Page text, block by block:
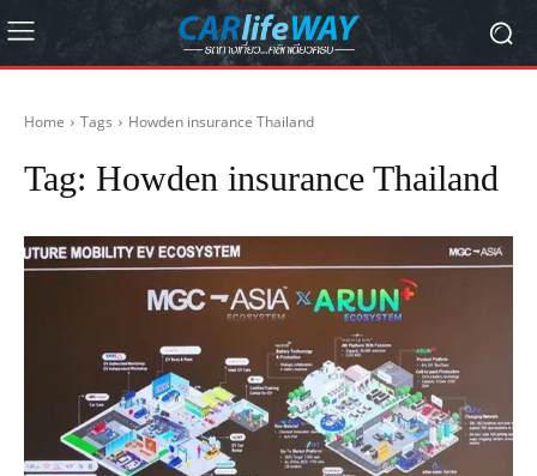
Home Tags Howden insurance Thailand
Tag: Howden insurance Thailand